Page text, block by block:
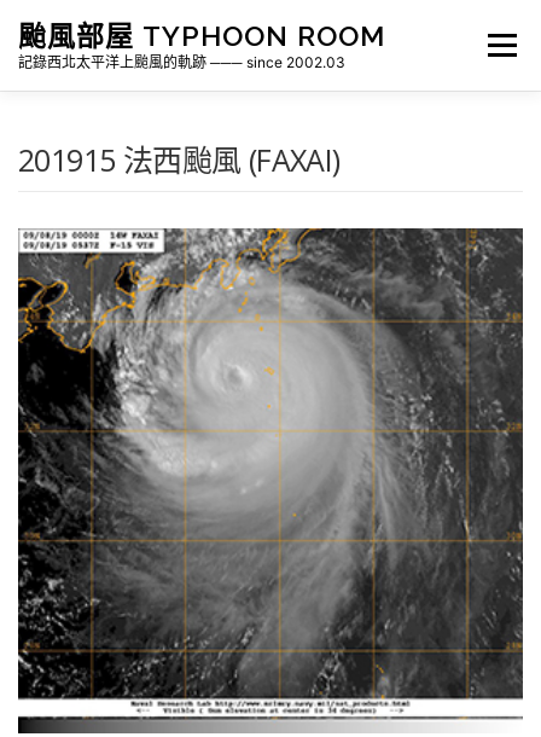
颱風部屋 TYPHOON ROOM
記錄西北太平洋上颱風的軌跡 ─── since 2002.03
選單
各地瞬間風速紀錄 侵台颱風新聞剪報 氣象相關資源
201915 法西颱風 (FAXAI)